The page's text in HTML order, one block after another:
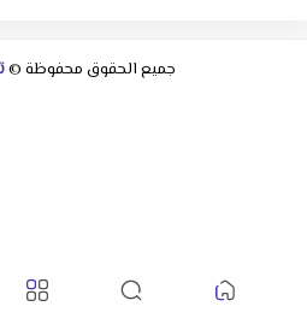
جميع الحقوق محفوظة ©